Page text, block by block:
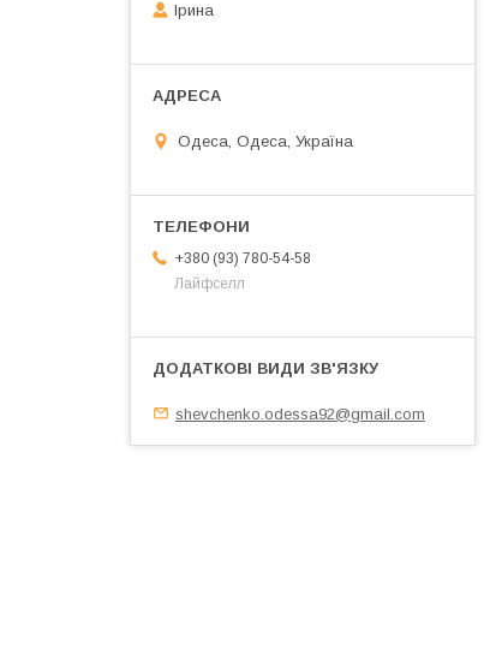
Ірина
Одеса, Одеса, Україна
+380 (93) 780-54-58
Лайфселл
shevchenko.odessa92@gmail.com